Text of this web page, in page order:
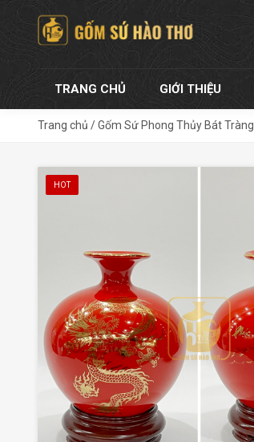
TRANG CHỦ GIỚI THIỆU
Trang chủ /Gốm Sứ Phong Thủy Bát Tràng
HOT